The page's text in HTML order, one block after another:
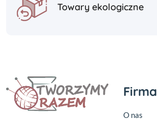
Towary ekologiczne
Firma
O nas